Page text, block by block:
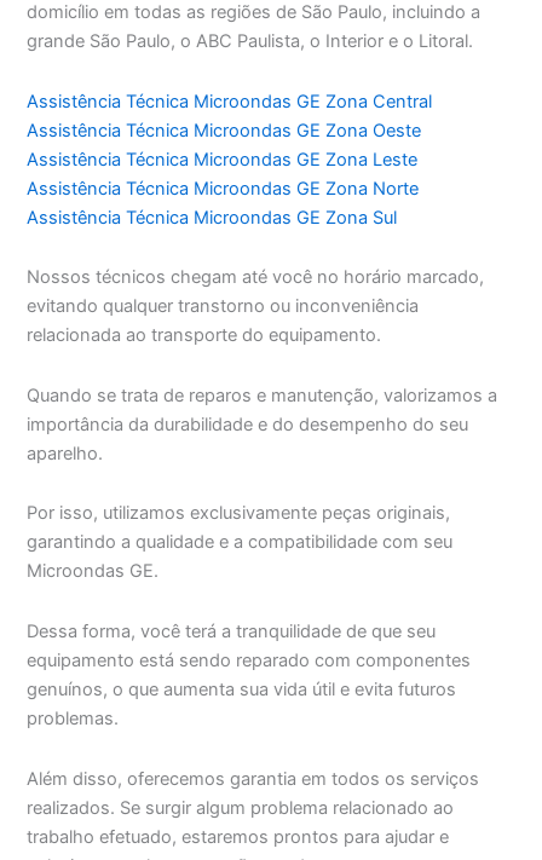
domicílio em todas as regiões de São Paulo, incluindo a
grande São Paulo, o ABC Paulista, o Interior e o Litoral.
Assistência Técnica Microondas GE Zona Central
Assistência Técnica Microondas GE Zona Oeste
Assistência Técnica Microondas GE Zona Leste
Assistência Técnica Microondas GE Zona Norte
Assistência Técnica Microondas GE Zona Sul
Nossos técnicos chegam até você no horário marcado,
evitando qualquer transtorno ou inconveniência
relacionada ao transporte do equipamento.
Quando se trata de reparos e manutenção, valorizamos a
importância da durabilidade e do desempenho do seu
aparelho.
Por isso, utilizamos exclusivamente peças originais,
garantindo a qualidade e a compatibilidade com seu
Microondas GE.
Dessa forma, você terá a tranquilidade de que seu
equipamento está sendo reparado com componentes
genuínos, o que aumenta sua vida útil e evita futuros
problemas.
Além disso, oferecemos garantia em todos os serviços
realizados. Se surgir algum problema relacionado ao
trabalho efetuado, estaremos prontos para ajudar e